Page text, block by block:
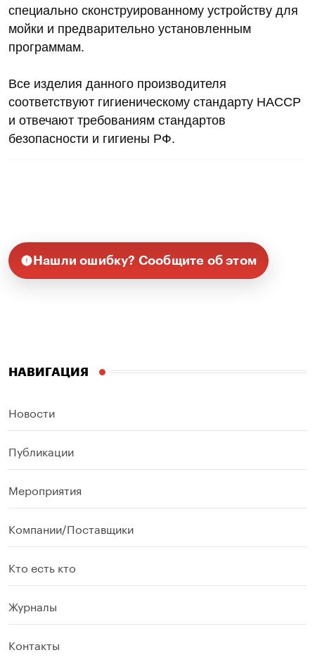
специально сконструированному устройству для
мойки и предварительно установленным
программам.
Все изделия данного производителя
соответствуют гигиеническому стандарту HACCP
и отвечают требованиям стандартов
безопасности и гигиены РФ.
Нашли ошибку? Сообщите об этом
НАВИГАЦИЯ
Новости
Публикации
Мероприятия
Компании/Поставщики
Кто есть кто
Журналы
Контакты